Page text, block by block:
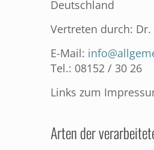
Deutschland
Vertreten durch:
E-Mail:
Tel.: 08152 / 30 26
Links zum
Arten der